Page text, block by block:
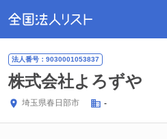
法人番号：9030001053837
株式会社よろずや
埼玉県春日部市 -